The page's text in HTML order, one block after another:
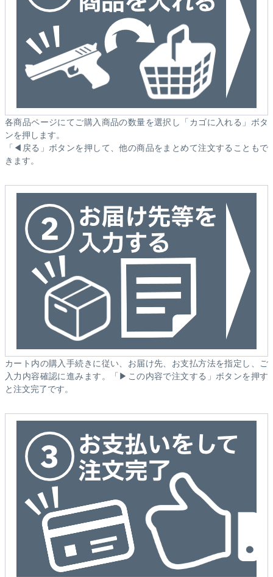
各商品ページにてご購入商品の数量を選択し「カゴに入れる」ボタ
ンを押します。
「◀戻る」ボタンを押して、他の商品をまとめて注文することもで
きます。
カート内の購入手続きに従い、お届け先、お支払方法を指定し、ご
入力内容確認に進みます。「▶この内容で注文する」ボタンを押す
と注文完了です。